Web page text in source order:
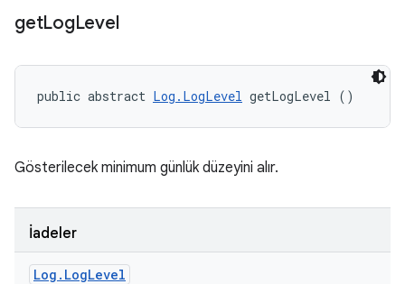
getLogLevel
public abstract Log.LogLevel getLogLevel ()
Gösterilecek minimum günlük düzeyini alır.
İadeler
Log . LogLevel